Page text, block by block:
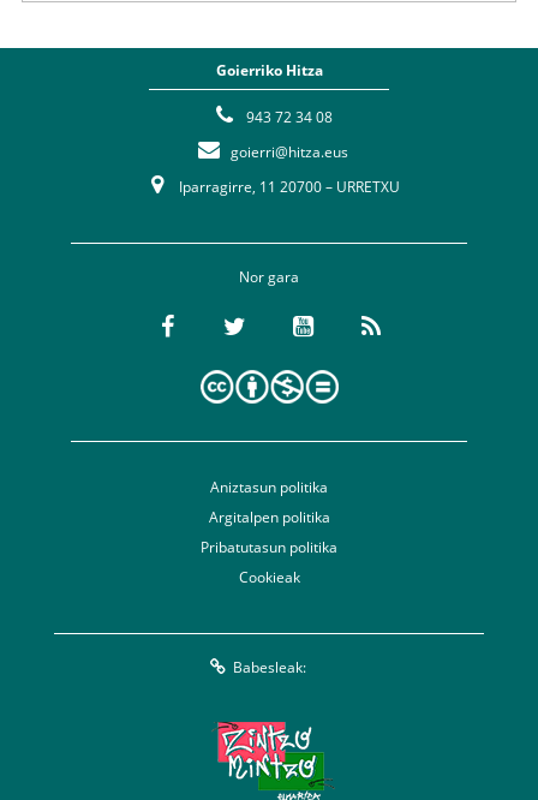
Goierriko Hitza
943 72 34 08
goierri@hitza.eus
Iparragirre, 11 20700 – URRETXU
Nor gara
Aniztasun politika
Argitalpen politika
Pribatutasun politika
Cookieak
Babesleak: